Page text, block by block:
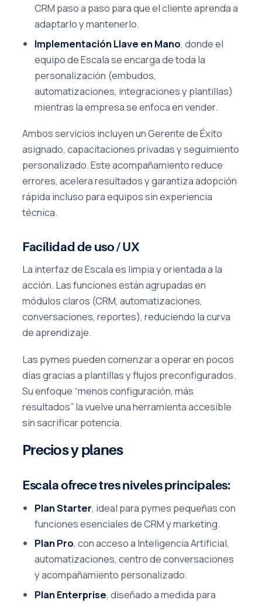
CRM paso a paso para que el cliente aprenda a
adaptarlo y mantenerlo.
Implementación Llave en Mano, donde el
equipo de Escala se encarga de toda la
personalización (embudos,
automatizaciones, integraciones y plantillas)
mientras la empresa se enfoca en vender.
Ambos servicios incluyen un Gerente de Éxito
asignado, capacitaciones privadas y seguimiento
personalizado. Este acompañamiento reduce
errores, acelera resultados y garantiza adopción
rápida incluso para equipos sin experiencia
técnica.
Facilidad de uso / UX
La interfaz de Escala es limpia y orientada a la
acción. Las funciones están agrupadas en
módulos claros (CRM, automatizaciones,
conversaciones, reportes), reduciendo la curva
de aprendizaje.
Las pymes pueden comenzar a operar en pocos
días gracias a plantillas y flujos preconfigurados.
Su enfoque “menos configuración, más
resultados” la vuelve una herramienta accesible
sin sacrificar potencia.
Precios y planes
Escala ofrece tres niveles principales:
Plan Starter, ideal para pymes pequeñas con
funciones esenciales de CRM y marketing.
Plan Pro, con acceso a Inteligencia Artificial,
automatizaciones, centro de conversaciones
y acompañamiento personalizado.
Plan Enterprise, diseñado a medida para